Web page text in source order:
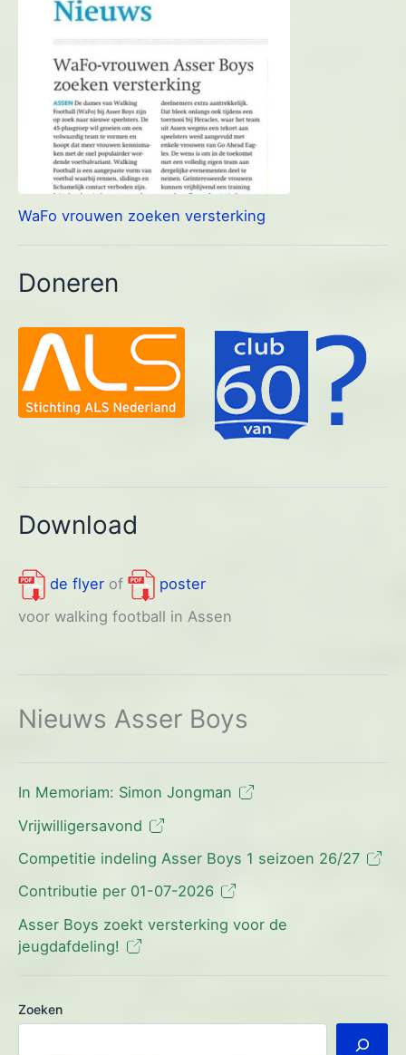
WaFo vrouwen zoeken versterking
Doneren
Download
de flyer of
poster
voor walking football in Assen
Nieuws Asser Boys
In Memoriam: Simon Jongman
Vrijwilligersavond
Competitie indeling Asser Boys 1 seizoen 26/27
Contributie per 01-07-2026
Asser Boys zoekt versterking voor de
jeugdafdeling!
Zoeken